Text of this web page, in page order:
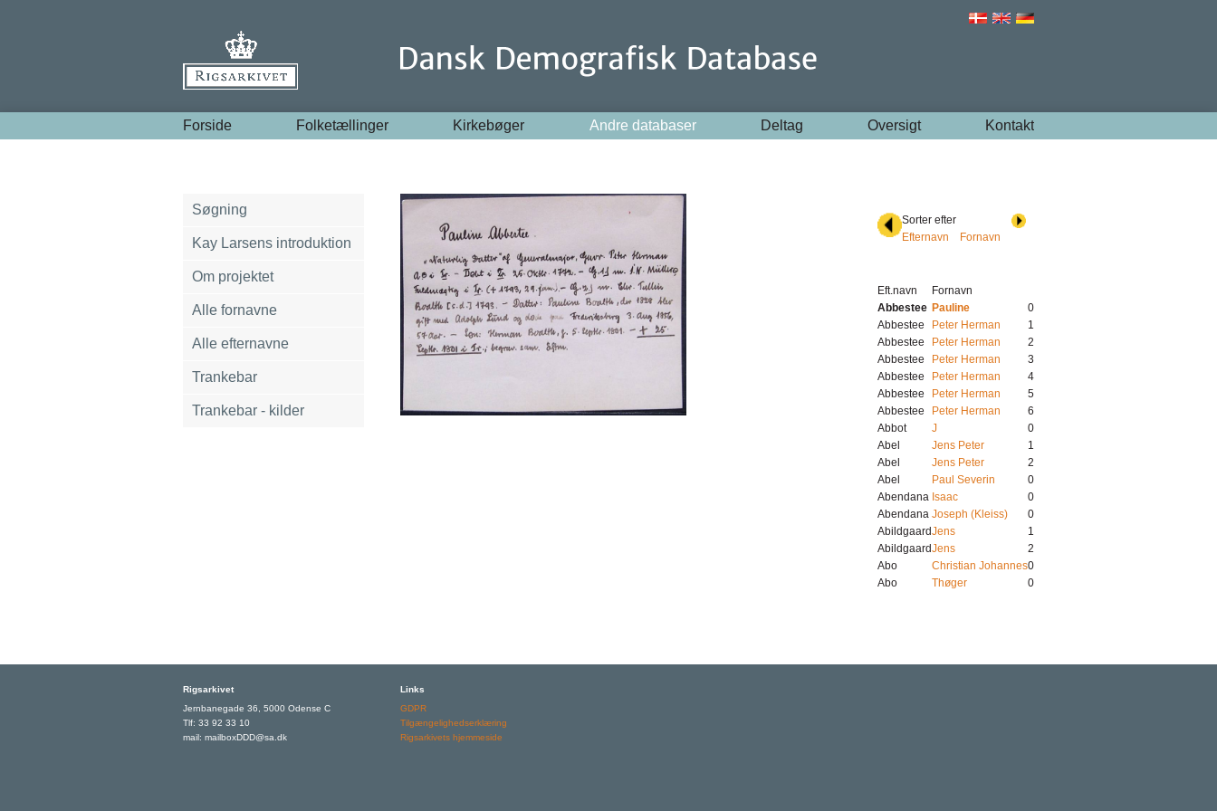
Forside Folketællinger Kirkebøger Andre databaser Deltag Oversigt Kontakt
Søgning
Kay Larsens introduktion
Om projektet
Alle fornavne
Alle efternavne
Trankebar
Trankebar - kilder
Sorter efter
Efternavn
Fornavn
Eft.navn
Fornavn
Abbestee Pauline
0
Abbestee
Peter Herman
1
Abbestee
Peter Herman
2
Abbestee
Peter Herman
3
Abbestee
Peter Herman
4
Abbestee
Peter Herman
5
Abbestee
Peter Herman
6
Abbot
J
0
Abel
Jens Peter
1
Abel
Jens Peter
2
Abel
Paul Severin
0
Abendana Isaac
0
Abendana Joseph (Kleiss)
0
AbildgaardJens
1
AbildgaardJens
2
Abo
Christian Johannes0
Abo
Thøger 0
Rigsarkivet
Jernbanegade 36, 5000 Odense C
Tlf: 33 92 33 10
mail: mailboxDDD@sa.dk
Links
GDPR
Tilgængelighedserklæring
Rigsarkivets hjemmeside